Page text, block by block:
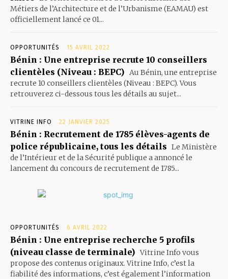
Métiers de l’Architecture et de l’Urbanisme (EAMAU) est
officiellement lancé ce 01...
OPPORTUNITÉS 15 AVRIL 2022
Bénin : Une entreprise recrute 10 conseillers
clientèles (Niveau : BEPC) Au Bénin, une entreprise
recrute 10 conseillers clientèles (Niveau : BEPC). Vous
retrouverez ci-dessous tous les détails au sujet...
VITRINE INFO 22 JANVIER 2025
Bénin : Recrutement de 1785 élèves-agents de
police républicaine, tous les détails Le Ministère
de l’Intérieur et de la Sécurité publique a annoncé le
lancement du concours de recrutement de 1785...
OPPORTUNITÉS 6 AVRIL 2022
Bénin : Une entreprise recherche 5 profils
(niveau classe de terminale) Vitrine Info vous
propose des contenus originaux. Vitrine Info, c’est la
fiabilité des informations, c’est également l’information